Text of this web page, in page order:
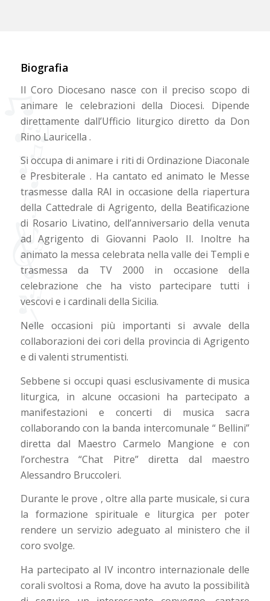
Biografia
Il Coro Diocesano nasce con il preciso scopo di
animare le celebrazioni della Diocesi. Dipende
direttamente dall’Ufficio liturgico diretto da Don
Rino Lauricella .
Si occupa di animare i riti di Ordinazione Diaconale
e Presbiterale . Ha cantato ed animato le Messe
trasmesse dalla RAI in occasione della riapertura
della Cattedrale di Agrigento, della Beatificazione
di Rosario Livatino, dell’anniversario della venuta
ad Agrigento di Giovanni Paolo II. Inoltre ha
animato la messa celebrata nella valle dei Templi e
trasmessa da TV 2000 in occasione della
celebrazione che ha visto partecipare tutti i
vescovi e i cardinali della Sicilia.
Nelle occasioni più importanti si avvale della
collaborazioni dei cori della provincia di Agrigento
e di valenti strumentisti.
Sebbene si occupi quasi esclusivamente di musica
liturgica, in alcune occasioni ha partecipato a
manifestazioni e concerti di musica sacra
collaborando con la banda intercomunale “ Bellini”
diretta dal Maestro Carmelo Mangione e con
l’orchestra “Chat Pitre” diretta dal maestro
Alessandro Bruccoleri.
Durante le prove , oltre alla parte musicale, si cura
la formazione spirituale e liturgica per poter
rendere un servizio adeguato al ministero che il
coro svolge.
Ha partecipato al IV incontro internazionale delle
corali svoltosi a Roma, dove ha avuto la possibilità